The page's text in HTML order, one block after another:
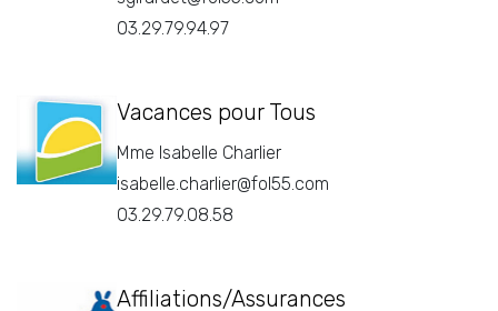
03.29.79.94.97
Vacances pour Tous
Mme Isabelle Charlier
isabelle.charlier@fol55.com
03.29.79.08.58
Affiliations/Assurances